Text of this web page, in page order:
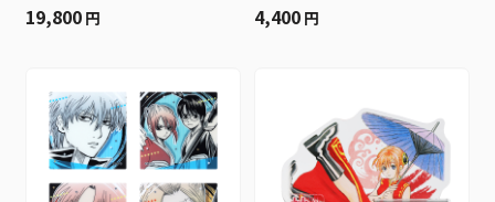
19,800 円 4,400 円